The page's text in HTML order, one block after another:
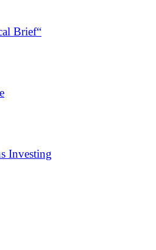
Brief“
Investing